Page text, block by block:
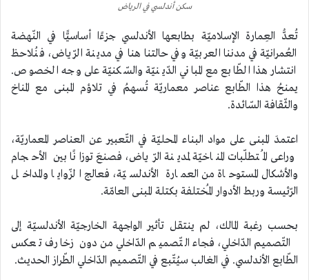
سكن أندلسي في الرياض
تُعدُّ العِمارة الإسلاميّة بطابعها الأندلسي جزءًا أساسيًّا في النّهضة
العُمرانيّة في مدننا العربيّة وفي حالتنا هنا في مدينة الرّياض، فنُلاحظ
انتشار هذا الطّابع مع المباني الدّينيّة والسّكنيّة على وجه الخصوص.
يمنحُ هذا الطّابع عناصر معماريّة تُسهمُ في تلاؤم المبنى مع المناخ
والثّقافة السّائدة.
اعتمدَ المبنى على مواد البناء المحليّة في التّعبير عن العناصر المعماريّة،
وراعى المُتطلّبات المناخيّة لمدينة الرّياض، فصنعَ توزانًا بين الأحجام
والأشكال المستوحاة من العمارة الأندلسيّة، فعالج الزّوايا والمداخل
الرّئيسة وربط الأدوار المُختلفة بكتلة المبنى العامّة.
بحسب رغبة المالك، لم ينتقل تأثير الواجهة الخارجيّة الأندلسيّة إلى
التّصميم الدّاخلي، فجاء التّصميم الدّاخلي من دون زخارف تعكس
الطّابع الأندلسي. في الغالب سيُتّبع في التّصميم الدّاخلي الطّراز الحديث.